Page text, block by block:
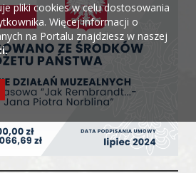
pliki cookies w celu dostosowania
Więcej informacji o
na Portalu znajdziesz w naszej